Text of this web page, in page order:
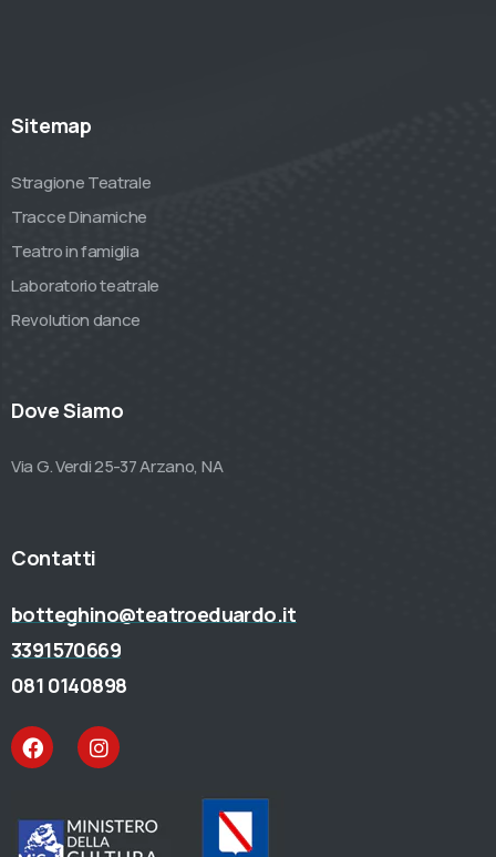
Sitemap
Stragione Teatrale
Tracce Dinamiche
Teatro in famiglia
Laboratorio teatrale
Revolution dance
Dove Siamo
Via G. Verdi 25-37 Arzano, NA
Contatti
botteghino@teatroeduardo.it
3391570669
081 0140898